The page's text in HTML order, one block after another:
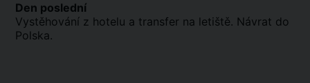
Den poslední
Vystěhování z hotelu a transfer na letiště. Návrat do
Polska.